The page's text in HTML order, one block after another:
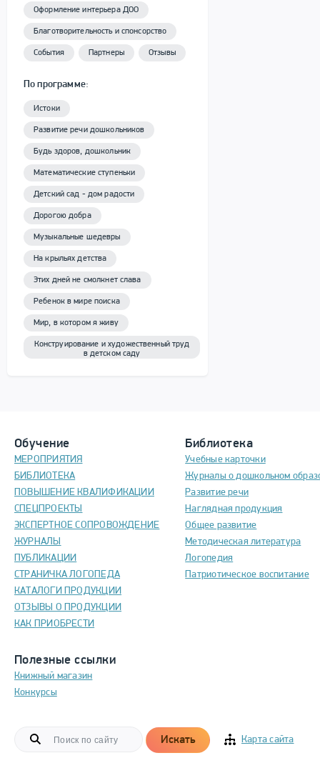
Оформление интерьера ДОО
Благотворительность и спонсорство
События Партнеры Отзывы
По программе:
Истоки
Развитие речи дошкольников
Будь здоров, дошкольник
Математические ступеньки
Детский сад - дом радости
Дорогою добра
Музыкальные шедевры
На крыльях детства
Этих дней не смолкнет слава
Ребенок в мире поиска
Мир, в котором я живу
Конструирование и художественный труд
в детском саду
Обучение
МЕРОПРИЯТИЯ
БИБЛИОТЕКА
ПОВЫШЕНИЕ КВАЛИФИКАЦИИ
СПЕЦПРОЕКТЫ
ЭКСПЕРТНОЕ СОПРОВОЖДЕНИЕ
ЖУРНАЛЫ
ПУБЛИКАЦИИ
СТРАНИЧКА ЛОГОПЕДА
КАТАЛОГИ ПРОДУКЦИИ
ОТЗЫВЫ О ПРОДУКЦИИ
КАК ПРИОБРЕСТИ
Полезные ссылки
Книжный магазин
Конкурсы
Библиотека
Учебные карточки
Журналы о дошкольном
Развитие речи
Наглядная продукция
Общее развитие
Методическая литература
Логопедия
Патриотическое воспитание
Искать Карта сайта